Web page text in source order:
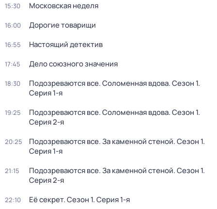
15:30 Московская неделя
16:00 Дорогие товарищи
16:55 Настоящий детектив
17:45 Дело союзного значения
18:30 Подозреваются все. Соломенная вдова. Сезон 1.
Серия 1-я
19:25 Подозреваются все. Соломенная вдова. Сезон 1.
Серия 2-я
20:25 Подозреваются все. За каменной стеной. Сезон 1.
Серия 1-я
21:15 Подозреваются все. За каменной стеной. Сезон 1.
Серия 2-я
22:10 Её секрет. Сезон 1. Серия 1-я